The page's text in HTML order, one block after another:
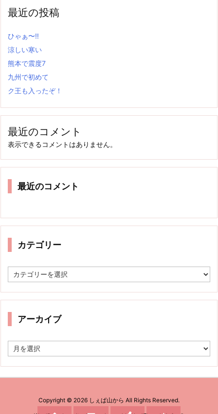
最近の投稿
ひゃぁ〜‼
涼しい寒い
熊本で震度7
九州で初めて
ク王も入ったぞ！
最近のコメント
表示できるコメントはありません。
最近のコメント
カテゴリー
テ
リ
アーカイブ
ー
Copyright © 2026 しぇぱ山から All Rights Reserved.